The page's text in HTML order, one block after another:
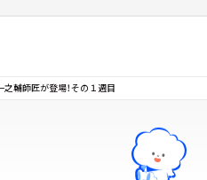
輔師匠が登場！その１週目